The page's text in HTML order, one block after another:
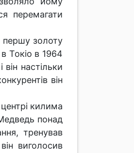
перемагати
першу золоту
Токіо в 1964
настільки
він
килима
Медведь понад
тренував
виголосив